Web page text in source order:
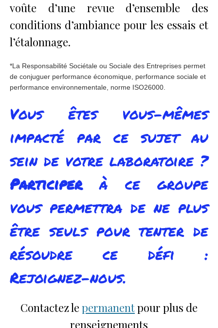
voûte d’une revue d’ensemble des
conditions d’ambiance pour les essais et
l’étalonnage.
*La Responsabilité Sociétale ou Sociale des Entreprises permet
de conjuguer performance économique, performance sociale et
performance environnementale, norme ISO26000.
Vous êtes vous-mêmes
impacté par ce sujet au
sein de votre laboratoire ?
Participerà ce groupe
vous permettra de ne plus
être seuls pour tenter de
résoudre ce défi :
Rejoignez-nous.
Contactez le permanentpour plus de
renseignements